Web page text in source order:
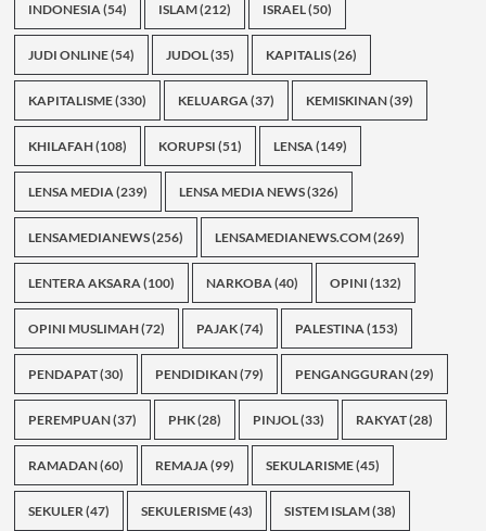
INDONESIA(54) ISLAM(212) ISRAEL(50)
JUDI ONLINE(54) JUDOL(35) KAPITALIS(26)
KAPITALISME(330) KELUARGA(37) KEMISKINAN(39)
KHILAFAH(108) KORUPSI (51) LENSA(149)
LENSA MEDIA(239) LENSA MEDIA NEWS(326)
LENSAMEDIANEWS(256) LENSAMEDIANEWS.COM(269)
LENTERA AKSARA(100) NARKOBA(40) OPINI (132)
OPINI MUSLIMAH(72) PAJAK(74) PALESTINA(153)
PENDAPAT(30) PENDIDIKAN(79) PENGANGGURAN(29)
PEREMPUAN(37) PHK(28) PINJOL(33) RAKYAT(28)
RAMADAN(60) REMAJA(99) SEKULARISME(45)
SEKULER(47) SEKULERISME(43) SISTEM ISLAM(38)